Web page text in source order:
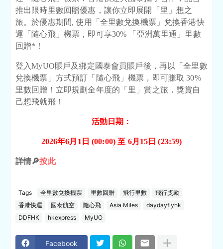
推出限時里數回贈優惠，讓你立即展開「里」想之
旅。於優惠期間, 使用「全里數兌換機票」兌換香港快
運「隨心飛」機票，即可享30% 「亞洲萬里通」里數
回贈*！
登入MyUO賬戶及綁定國泰會員賬戶後，再以「全里數
兌換機票」方式預訂「隨心飛」機票，即可賺取 30%
里數回贈！立即規劃全年度的「里」賞之旅，獎賞自
己想飛就飛！
活動日期：
2026年6月1日 (00:00) 至 6月15日 (23:59)
詳情🔎按此
Tags 全里數兌換機票 里數回贈 飛行里數
飛行獎勵
香港快運
國泰航空 隨心飛 Asia Miles
daydayflyhk
DDFHK
hkexpress MyUO
Facebook